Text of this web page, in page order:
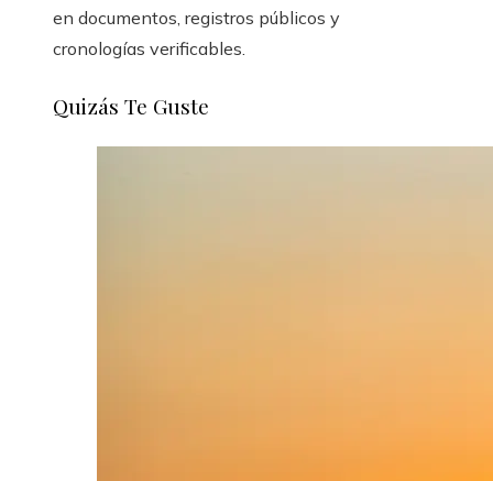
en documentos, registros públicos y
cronologías verificables.
Quizás Te Guste